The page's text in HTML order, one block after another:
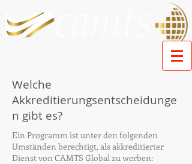
Welche
Akkreditierungsentscheidunge
n gibt es?
Ein Programm ist unter den folgenden
Umständen berechtigt, als akkreditierter
Dienst von CAMTS Global zu werben: